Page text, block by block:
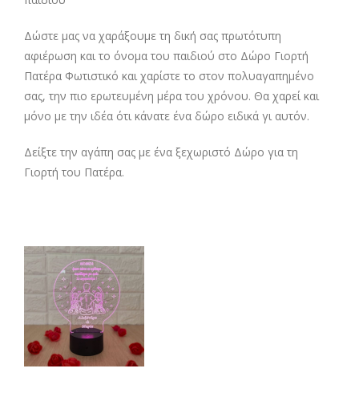
Δώστε μας να χαράξουμε τη δική σας πρωτότυπη
αφιέρωση και το όνομα του παιδιού στο Δώρο Γιορτή
Πατέρα Φωτιστικό και χαρίστε το στον πολυαγαπημένο
σας, την πιο ερωτευμένη μέρα του χρόνου. Θα χαρεί και
μόνο με την ιδέα ότι κάνατε ένα δώρο ειδικά γι αυτόν.
Δείξτε την αγάπη σας με ένα ξεχωριστό Δώρο για τη
Γιορτή του Πατέρα.